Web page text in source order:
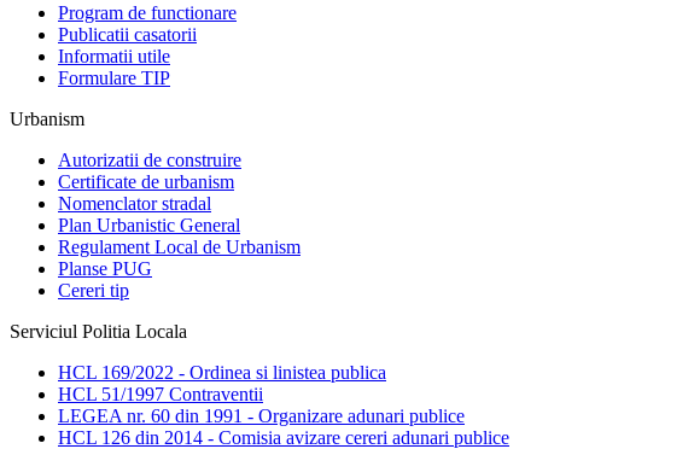
Program de functionare
Publicatii casatorii
Informatii utile
Formulare TIP
Urbanism
Autorizatii de construire
Certificate de urbanism
Nomenclator stradal
Plan Urbanistic General
Regulament Local de Urbanism
Planse PUG
Cereri tip
Serviciul Politia Locala
HCL 169/2022 - Ordinea si linistea publica
HCL 51/1997 Contraventii
LEGEA nr. 60 din 1991 - Organizare adunari publice
HCL 126 din 2014 - Comisia avizare cereri adunari publice